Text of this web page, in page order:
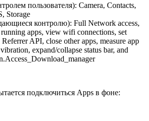
пользователя): Camera, Contacts,
Storage
контролю): Full Network access,
apps, view wifi connections, set
API, close other apps, measure app
expand/collapse status bar, and
подключиться Apps в фоне: